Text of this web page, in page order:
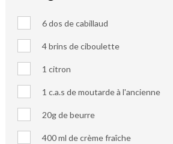
6 dos de cabillaud
4 brins de ciboulette
1 citron
1 c.a.s de moutarde à l'ancienne
20g de beurre
400 ml de crème fraîche